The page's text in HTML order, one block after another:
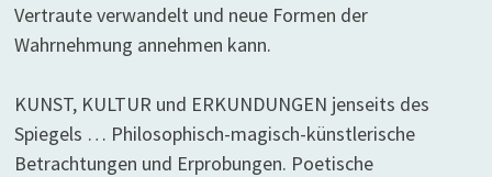
Vertraute verwandelt und neue Formen der
Wahrnehmung annehmen kann.
KUNST, KULTUR und ERKUNDUNGEN jenseits des
Spiegels … Philosophisch-magisch-künstlerische
Betrachtungen und Erprobungen. Poetische